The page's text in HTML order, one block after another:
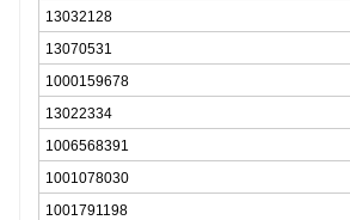
13032128
13070531
1000159678
13022334
1006568391
1001078030
1001791198